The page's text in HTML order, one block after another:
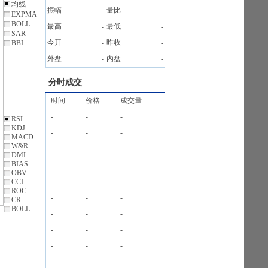
均线
EXPMA
BOLL
SAR
BBI
RSI
KDJ
MACD
W&R
DMI
BIAS
OBV
CCI
ROC
CR
BOLL
振幅
- 量比
-
最高
- 最低
-
今开
- 昨收
-
外盘
- 内盘 -
分时成交
时间 价格
成交量
-
-
-
-
-
-
-
-
-
-
-
-
-
-
-
-
-
-
-
-
-
-
-
-
-
-
-
-
-
-